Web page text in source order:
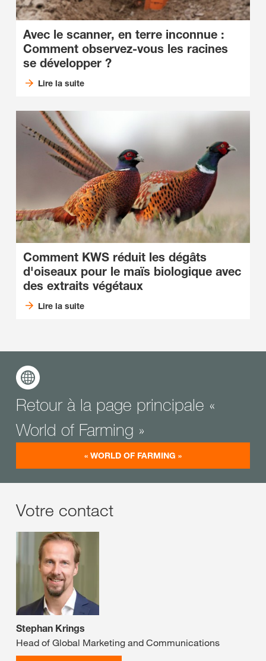
Avec le scanner, en terre inconnue :
Comment observez-vous les racines
se développer ?
Lire la suite
Comment KWS réduit les dégâts
d'oiseaux pour le maïs biologique avec
des extraits végétaux
Lire la suite
Retour à la page principale «
World of Farming »
« WORLD OF FARMING »
Votre contact
Stephan Krings
Head of Global Marketing and Communications